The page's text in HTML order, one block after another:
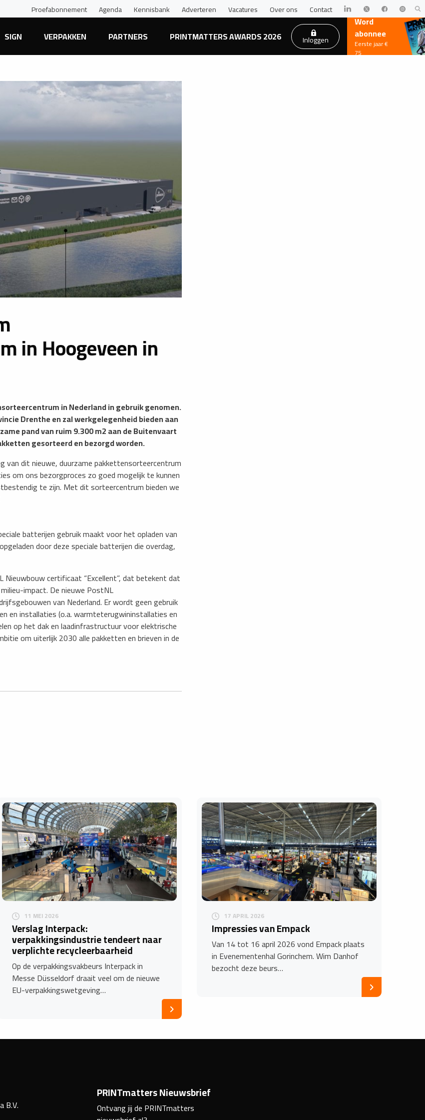
Proefabonnement Agenda Kennisbank Adverteren Vacatures Over ons Contact
SIGN VERPAKKEN PARTNERS PRINTMATTERS AWARDS 2026 Inloggen
Word
abonnee
Eerste jaar €
75
in Hoogeveen in
in Nederland in gebruik genomen.
Drenthe en zal werkgelegenheid bieden aan
pand van ruim 9.300 m2 aan de Buitenvaart
gesorteerd en bezorgd worden.
van dit nieuwe, duurzame pakkettensorteercentrum
om ons bezorgproces zo goed mogelijk te kunnen
te zijn. Met dit sorteercentrum bieden we
batterijen gebruik maakt voor het opladen van
door deze speciale batterijen die overdag,
certificaat “Excellent”, dat betekent dat
impact. De nieuwe PostNL
van Nederland. Er wordt geen gebruik
en installaties (o.a. warmteterugwininstallaties en
op het dak en laadinfrastructuur voor elektrische
om uiterlijk 2030 alle pakketten en brieven in de
11 MEI 2026
​Verslag Interpack:
verpakkingsindustrie tendeert naar
verplichte recycleerbaarheid
Op de verpakkingsvakbeurs Interpack in
Messe Düsseldorf draait veel om de nieuwe
EU-verpakkingswetgeving…
17 APRIL 2026
Impressies van Empack
Van 14 tot 16 april 2026 vond Empack plaats
in Evenementenhal Gorinchem. Wim Danhof
bezocht deze beurs…
B.V.
PRINTmatters Nieuwsbrief
Ontvang jij de PRINTmatters